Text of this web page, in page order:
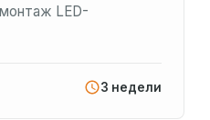
LED-
3 недели